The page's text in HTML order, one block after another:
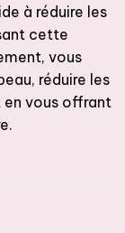
à réduire les
cette
vous
réduire les
vous offrant